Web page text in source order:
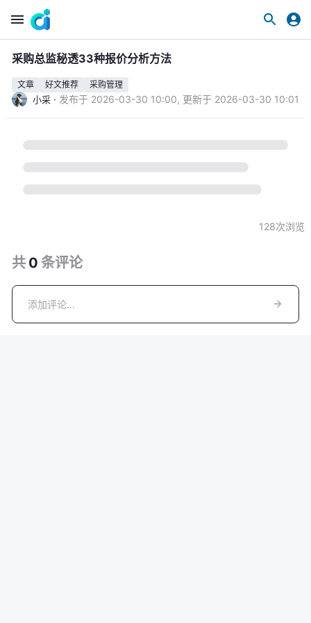
采购总监秘透33种报价分析方法
文章 好文推荐 采购管理
小采 · 发布于 2026-03-30 10:00, 更新于 2026-03-30 10:01
128次浏览
共 0 条评论